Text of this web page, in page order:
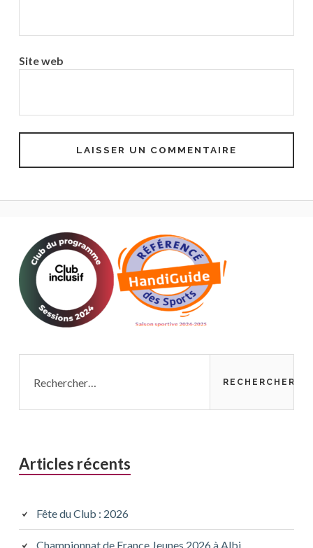
Site web
Articles récents
Fête du Club : 2026
Championnat de France Jeunes 2026 à Albi